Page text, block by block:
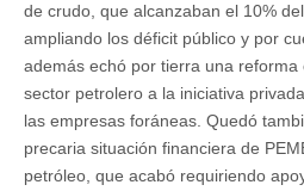
de crudo, que alcanzaban el 10%
ampliando los déficit público y por
además echó por tierra una
sector petrolero a la iniciativa
las empresas foráneas. Quedó
precaria situación financiera de
petróleo, que acabó requiriendo